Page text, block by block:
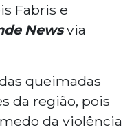
Fabris e
News via
queimadas
da região, pois
da violência